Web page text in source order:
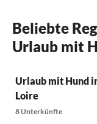
Beliebte
Urlaub mit
Urlaub mit Hund
Loire
8 Unterkünfte